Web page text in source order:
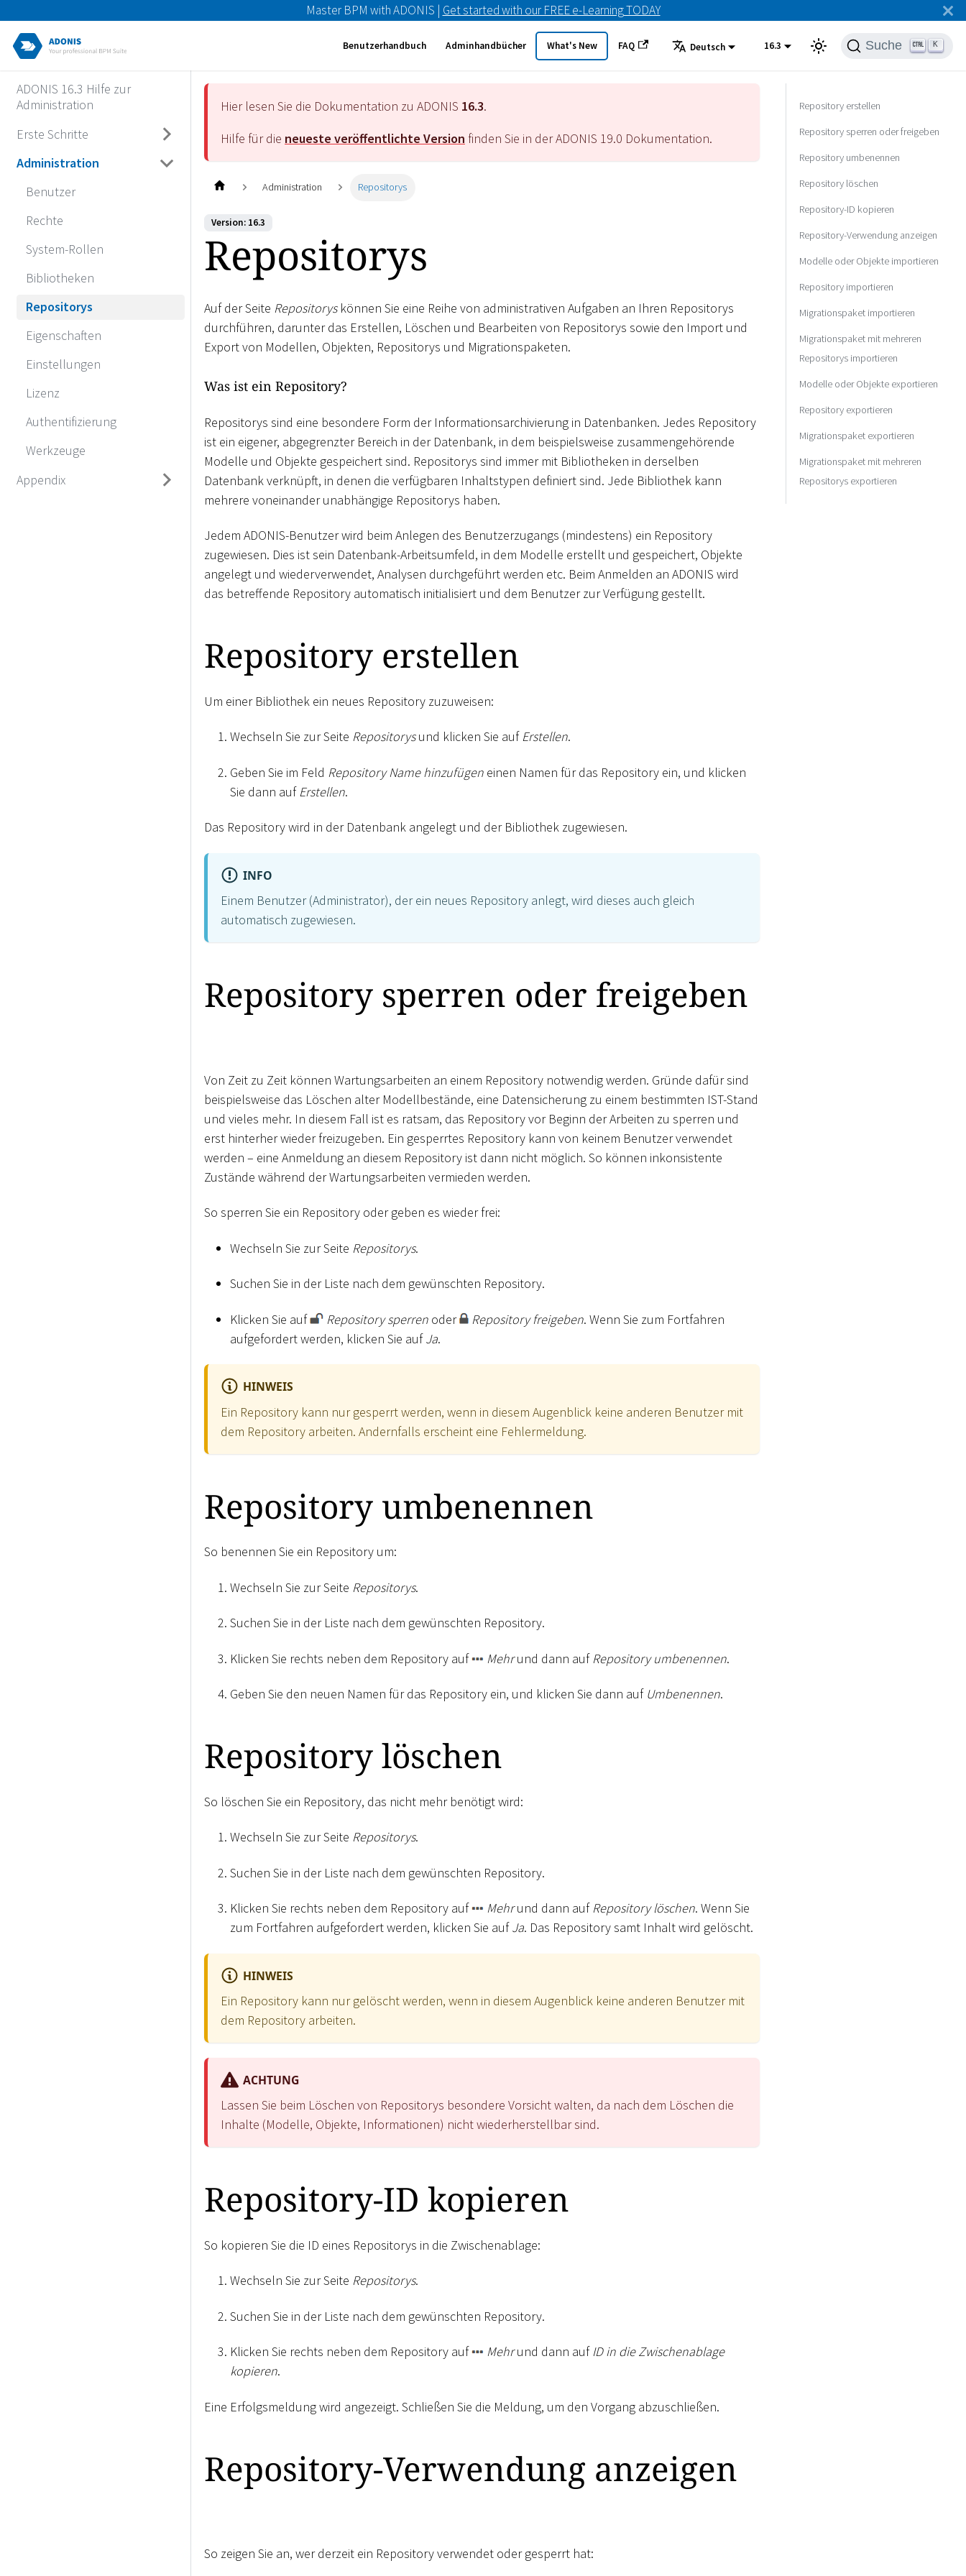
Master BPM with ADONIS | Get started with our FREE e-Learning TODAY
Benutzerhandbuch Adminhandbücher What's New FAQ Deutsch 16.3 Suche K
ADONIS 16.3 Hilfe zur
Administration
Erste Schritte
Administration
Benutzer
Rechte
System-Rollen
Bibliotheken
Repositorys
Eigenschaften
Einstellungen
Lizenz
Authentifizierung
Werkzeuge
Appendix
Hier lesen Sie die Dokumentation zu ADONIS 16.3.
Hilfe für die neueste veröffentlichte Version finden Sie in der ADONIS 19.0 Dokumentation.
Administration Repositorys
Version: 16.3
Repositorys
Auf der Seite Repositoryskönnen Sie eine Reihe von administrativen Aufgaben an Ihren Repositorys
durchführen, darunter das Erstellen, Löschen und Bearbeiten von Repositorys sowie den Import und
Export von Modellen, Objekten, Repositorys und Migrationspaketen.
Was ist ein Repository?
Repositorys sind eine besondere Form der Informationsarchivierung in Datenbanken. Jedes Repository
ist ein eigener, abgegrenzter Bereich in der Datenbank, in dem beispielsweise zusammengehörende
Modelle und Objekte gespeichert sind. Repositorys sind immer mit Bibliotheken in derselben
Datenbank verknüpft, in denen die verfügbaren Inhaltstypen definiert sind. Jede Bibliothek kann
mehrere voneinander unabhängige Repositorys haben.
Jedem ADONIS-Benutzer wird beim Anlegen des Benutzerzugangs (mindestens) ein Repository
zugewiesen. Dies ist sein Datenbank-Arbeitsumfeld, in dem Modelle erstellt und gespeichert, Objekte
angelegt und wiederverwendet, Analysen durchgeführt werden etc. Beim Anmelden an ADONIS wird
das betreffende Repository automatisch initialisiert und dem Benutzer zur Verfügung gestellt.
Repository erstellen
Um einer Bibliothek ein neues Repository zuzuweisen:
Wechseln Sie zur Seite Repositorysund klicken Sie aufErstellen.
Geben Sie im Feld Repository Name hinzufügen einen Namen für das Repository ein, und klicken
Sie dann aufErstellen.
Das Repository wird in der Datenbank angelegt und der Bibliothek zugewiesen.
INFO
Einem Benutzer (Administrator), der ein neues Repository anlegt, wird dieses auch gleich
automatisch zugewiesen.
Repository sperren oder freigeben
Von Zeit zu Zeit können Wartungsarbeiten an einem Repository notwendig werden. Gründe dafür sind
beispielsweise das Löschen alter Modellbestände, eine Datensicherung zu einem bestimmten IST-Stand
und vieles mehr. In diesem Fall ist es ratsam, das Repository vor Beginn der Arbeiten zu sperren und
erst hinterher wieder freizugeben. Ein gesperrtes Repository kann von keinem Benutzer verwendet
werden – eine Anmeldung an diesem Repository ist dann nicht möglich. So können inkonsistente
Zustände während der Wartungsarbeiten vermieden werden.
So sperren Sie ein Repository oder geben es wieder frei:
Wechseln Sie zur Seite Repositorys.
Suchen Sie in der Liste nach dem gewünschten Repository.
Klicken Sie auf Repository sperren oder Repository freigeben. Wenn Sie zum Fortfahren
aufgefordert werden, klicken Sie aufJa.
HINWEIS
Ein Repository kann nur gesperrt werden, wenn in diesem Augenblick keine anderen Benutzer mit
dem Repository arbeiten. Andernfalls erscheint eine Fehlermeldung.
Repository umbenennen
So benennen Sie ein Repository um:
Wechseln Sie zur Seite Repositorys.
Suchen Sie in der Liste nach dem gewünschten Repository.
Klicken Sie rechts neben dem Repository auf Mehrund dann aufRepository umbenennen.
Geben Sie den neuen Namen für das Repository ein, und klicken Sie dann auf Umbenennen.
Repository löschen
So löschen Sie ein Repository, das nicht mehr benötigt wird:
Wechseln Sie zur Seite Repositorys.
Suchen Sie in der Liste nach dem gewünschten Repository.
Klicken Sie rechts neben dem Repository auf Mehrund dann aufRepository löschen. Wenn Sie
zum Fortfahren aufgefordert werden, klicken Sie aufJa. Das Repository samt Inhalt wird gelöscht.
HINWEIS
Ein Repository kann nur gelöscht werden, wenn in diesem Augenblick keine anderen Benutzer mit
dem Repository arbeiten.
ACHTUNG
Lassen Sie beim Löschen von Repositorys besondere Vorsicht walten, da nach dem Löschen die
Inhalte (Modelle, Objekte, Informationen) nicht wiederherstellbar sind.
Repository-ID kopieren
So kopieren Sie die ID eines Repositorys in die Zwischenablage:
Wechseln Sie zur Seite Repositorys.
Suchen Sie in der Liste nach dem gewünschten Repository.
Klicken Sie rechts neben dem Repository auf Mehrund dann aufID in die Zwischenablage
kopieren.
Eine Erfolgsmeldung wird angezeigt. Schließen Sie die Meldung, um den Vorgang abzuschließen.
Repository-Verwendung anzeigen
So zeigen Sie an, wer derzeit ein Repository verwendet oder gesperrt hat:
Repository erstellen
Repository sperren oder freigeben
Repository umbenennen
Repository löschen
Repository-ID kopieren
Repository-Verwendung anzeigen
Modelle oder Objekte importieren
Repository importieren
Migrationspaket importieren
Migrationspaket mit mehreren
Repositorys importieren
Modelle oder Objekte exportieren
Repository exportieren
Migrationspaket exportieren
Migrationspaket mit mehreren
Repositorys exportieren